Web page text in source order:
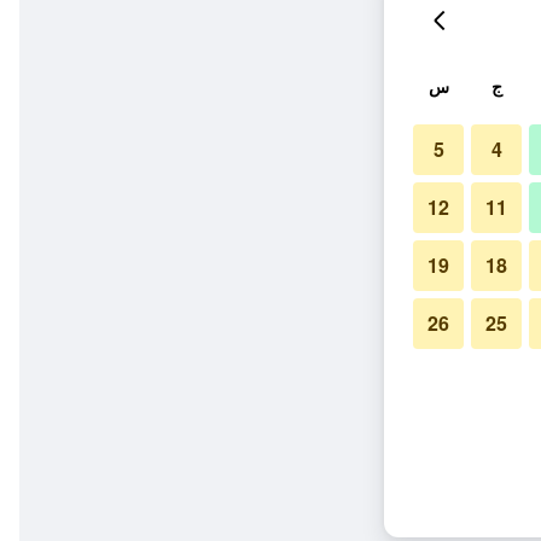
ج س
4
5
11
12
18
19
25
26